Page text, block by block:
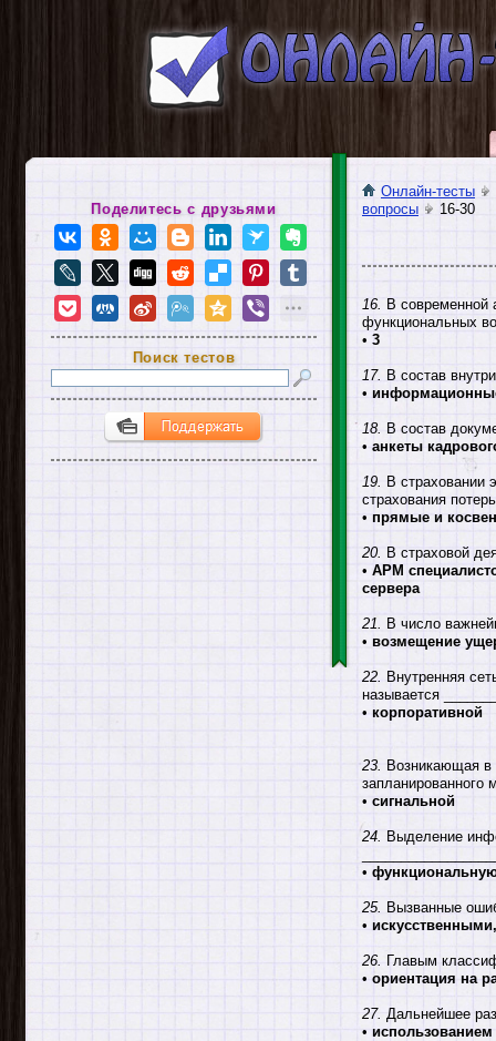
Онлайн-тесты
вопросы
16-30
16. В современной
функциональных
• 3
17. В состав
•
18. В состав
• анкеты
19. В страховании
страхования
• прямые и
20. В страховой
• АРМ
сервера
21.
В число
• возмещение
22. Внутренняя
называется
• корпоративной
23. Возникающая в
запланированного
• сигнальной
24. Выделение
•
25. Вызванные
•
26. Главым
• ориентация на
27. Дальнейшее
•
Поделитесь с друзьями
Поиск тестов